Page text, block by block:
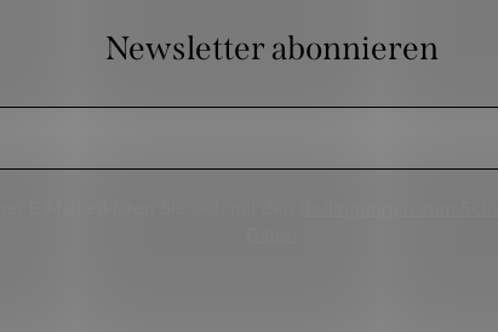
Newsletter abonnieren